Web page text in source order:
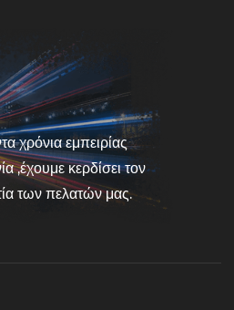
χρόνια εμπειρίας
,έχουμε κερδίσει τον
των πελατών μας.